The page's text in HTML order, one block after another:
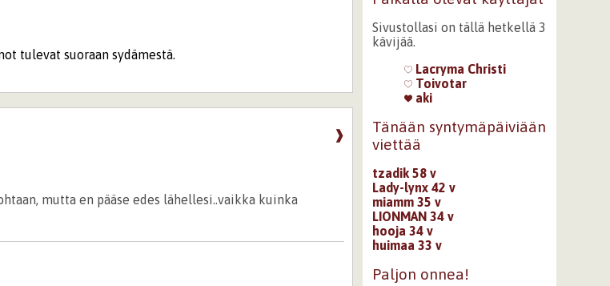
tulevat suoraan sydämestä.
❱
mutta en pääse edes lähellesi..vaikka kuinka
Sivustollasi on tällä hetkellä 3
kävijää.
Lacryma Christi
Toivotar
aki
Tänään syntymäpäiviään
viettää
tzadik 58 v
Lady-lynx 42 v
miamm 35 v
LIONMAN 34 v
hooja 34 v
huimaa 33 v
Paljon onnea!